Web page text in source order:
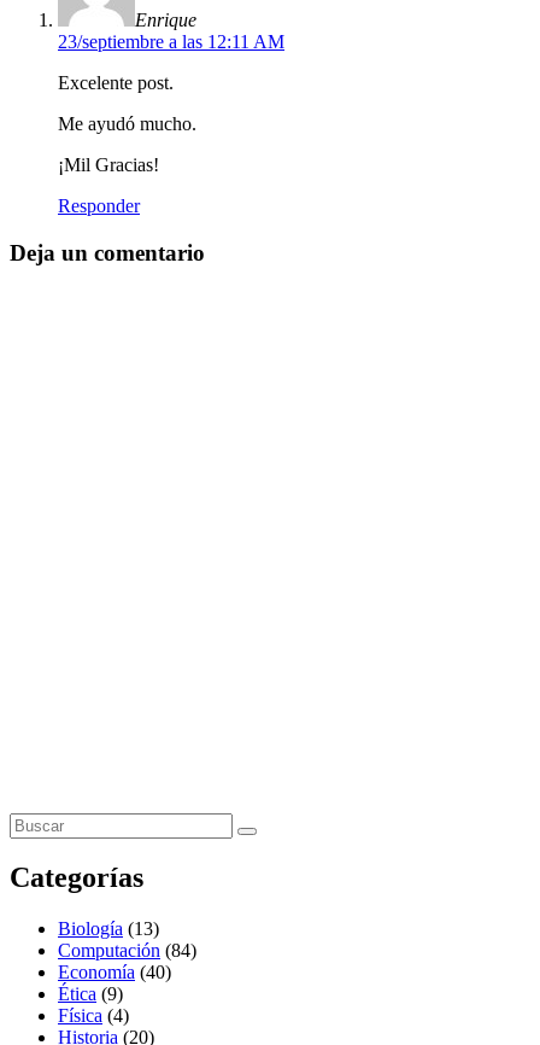
Enrique
23/septiembre a las 12:11 AM
Excelente post.
Me ayudó mucho.
¡Mil Gracias!
Responder
Deja un comentario
Categorías
Biología (13)
Computación (84)
Economía (40)
Ética (9)
Física (4)
Historia (20)